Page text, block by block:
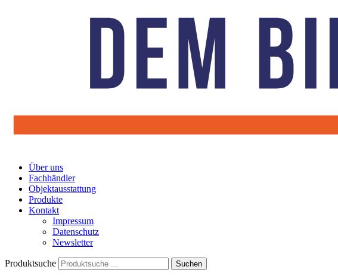
Über uns
Fachhändler
Objektausstattung
Produkte
Kontakt
Impressum
Datenschutz
Newsletter
Produktsuche